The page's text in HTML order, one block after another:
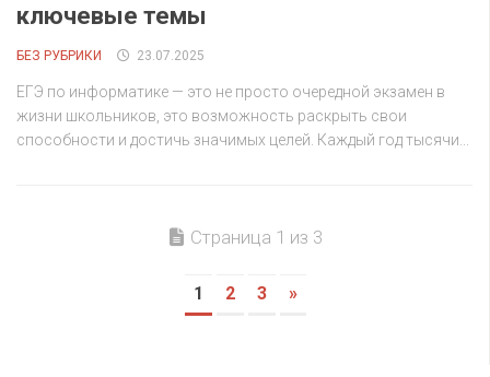
ключевые темы
БЕЗ РУБРИКИ 23.07.2025
ЕГЭ по информатике — это не просто очередной экзамен в
жизни школьников, это возможность раскрыть свои
способности и достичь значимых целей. Каждый год тысячи...
Страница 1 из 3
1 2 3 »